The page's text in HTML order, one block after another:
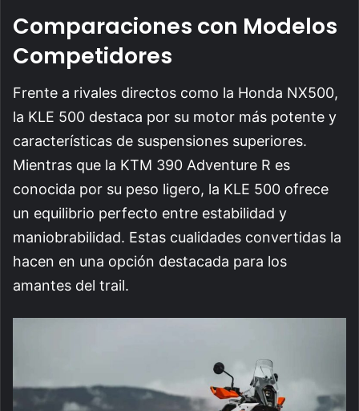
Comparaciones con Modelos
Competidores
Frente a rivales directos como la Honda NX500,
la KLE 500 destaca por su motor más potente y
características de suspensiones superiores.
Mientras que la KTM 390 Adventure R es
conocida por su peso ligero, la KLE 500 ofrece
un equilibrio perfecto entre estabilidad y
maniobrabilidad. Estas cualidades convertidas la
hacen en una opción destacada para los
amantes del trail.